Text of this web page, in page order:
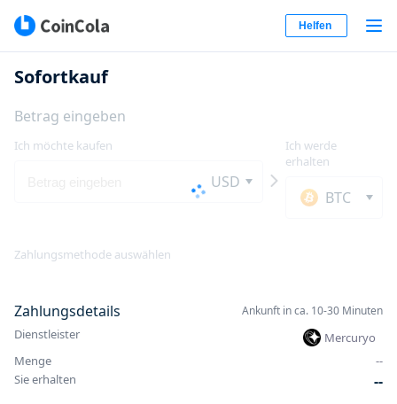
Helfen
Sofortkauf
Betrag eingeben
Ich möchte kaufen
USD
Ich werde
erhalten
BTC
Zahlungsmethode auswählen
Zahlungsdetails Ankunft in ca. 10-30 Minuten
Dienstleister
Mercuryo
Menge
--
Sie erhalten
--